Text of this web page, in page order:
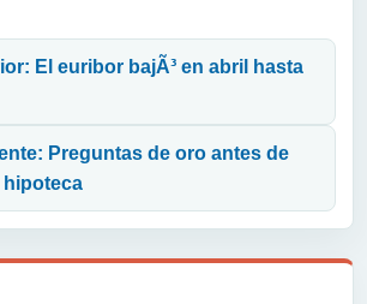
El euribor bajÃ³ en abril hasta
Preguntas de oro antes de